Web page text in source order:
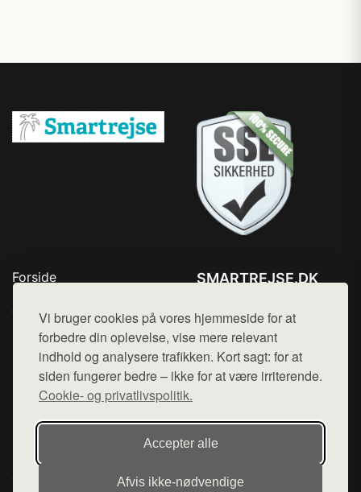
Vi bruger cookies på vores hjemmeside for at
forbedre din oplevelse, vise mere relevant
indhold og analysere trafikken. Kort sagt: for at
siden fungerer bedre – ikke for at være irriterende.
Cookie- og privatlivspolitik.
Accepter alle
Afvis ikke‑nødvendige
Forside
Top Rabatter
Kontakt
SMARTREJSE.DK
Mail: hej@want.dk
Cookie- og privatlivspolitik
Denne side er en del af want.dk, der udgiver en række
hjemmesider med præsentation af forskellige produkter fra
diverse webshops. Der sælges ikke varer fra denne side - vi